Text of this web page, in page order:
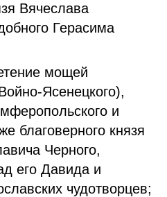
Вячеслава
Герасима
мощей
Ясенецкого),
и
благоверного князя
Черного,
его Давида и
чудотворцев;